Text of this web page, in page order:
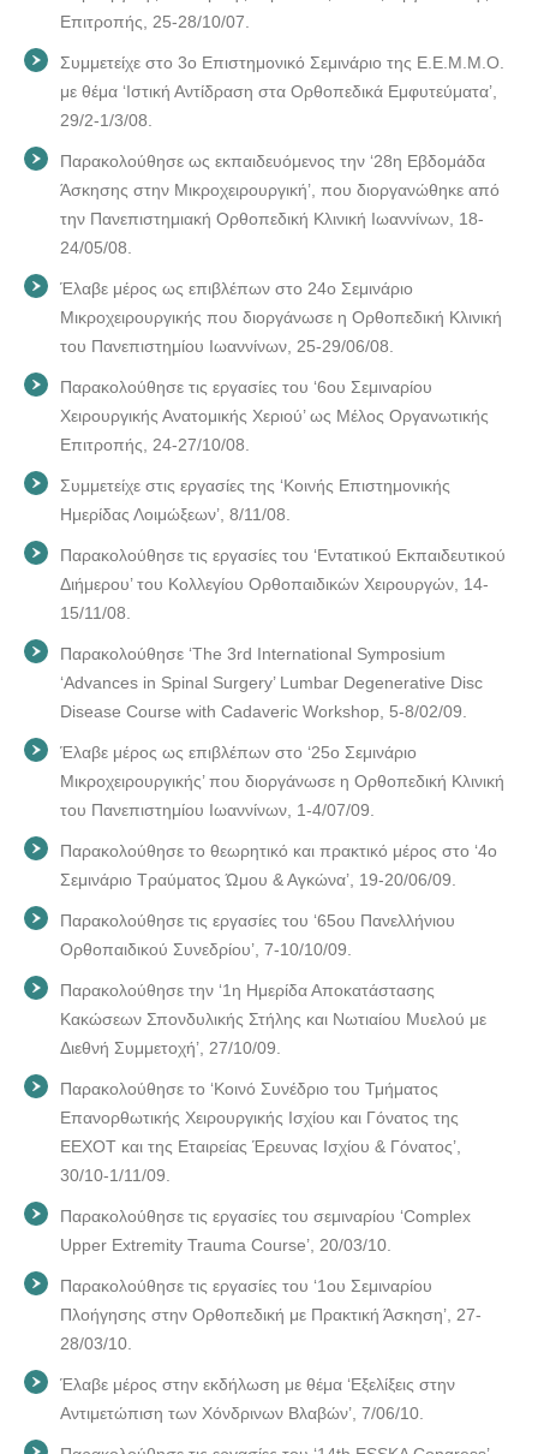
Επιτροπής, 25-28/10/07.
Συμμετείχε στο 3ο Επιστημονικό Σεμινάριο της Ε.Ε.Μ.Μ.Ο.
με θέμα ‘Ιστική Αντίδραση στα Ορθοπεδικά Εμφυτεύματα’,
29/2-1/3/08.
Παρακολούθησε ως εκπαιδευόμενος την ‘28η Εβδομάδα
Άσκησης στην Μικροχειρουργική’, που διοργανώθηκε από
την Πανεπιστημιακή Ορθοπεδική Κλινική Ιωαννίνων, 18-
24/05/08.
Έλαβε μέρος ως επιβλέπων στο 24ο Σεμινάριο
Μικροχειρουργικής που διοργάνωσε η Ορθοπεδική Κλινική
του Πανεπιστημίου Ιωαννίνων, 25-29/06/08.
Παρακολούθησε τις εργασίες του ‘6ου Σεμιναρίου
Χειρουργικής Ανατομικής Χεριού’ ως Μέλος Οργανωτικής
Επιτροπής, 24-27/10/08.
Συμμετείχε στις εργασίες της ‘Κοινής Επιστημονικής
Ημερίδας Λοιμώξεων’, 8/11/08.
Παρακολούθησε τις εργασίες του ‘Εντατικού Εκπαιδευτικού
Διήμερου’ του Κολλεγίου Ορθοπαιδικών Χειρουργών, 14-
15/11/08.
Παρακολούθησε ‘The 3rd International Symposium
‘Advances in Spinal Surgery’ Lumbar Degenerative Disc
Disease Course with Cadaveric Workshop, 5-8/02/09.
Έλαβε μέρος ως επιβλέπων στο ‘25ο Σεμινάριο
Μικροχειρουργικής’ που διοργάνωσε η Ορθοπεδική Κλινική
του Πανεπιστημίου Ιωαννίνων, 1-4/07/09.
Παρακολούθησε το θεωρητικό και πρακτικό μέρος στο ‘4ο
Σεμινάριο Τραύματος Ώμου & Αγκώνα’, 19-20/06/09.
Παρακολούθησε τις εργασίες του ‘65ου Πανελλήνιου
Ορθοπαιδικού Συνεδρίου’, 7-10/10/09.
Παρακολούθησε την ‘1η Ημερίδα Αποκατάστασης
Κακώσεων Σπονδυλικής Στήλης και Νωτιαίου Μυελού με
Διεθνή Συμμετοχή’, 27/10/09.
Παρακολούθησε το ‘Κοινό Συνέδριο του Τμήματος
Επανορθωτικής Χειρουργικής Ισχίου και Γόνατος της
ΕΕΧΟΤ και της Εταιρείας Έρευνας Ισχίου & Γόνατος’,
30/10-1/11/09.
Παρακολούθησε τις εργασίες του σεμιναρίου ‘Complex
Upper Extremity Trauma Course’, 20/03/10.
Παρακολούθησε τις εργασίες του ‘1ου Σεμιναρίου
Πλοήγησης στην Ορθοπεδική με Πρακτική Άσκηση’, 27-
28/03/10.
Έλαβε μέρος στην εκδήλωση με θέμα ‘Εξελίξεις στην
Αντιμετώπιση των Χόνδρινων Βλαβών’, 7/06/10.